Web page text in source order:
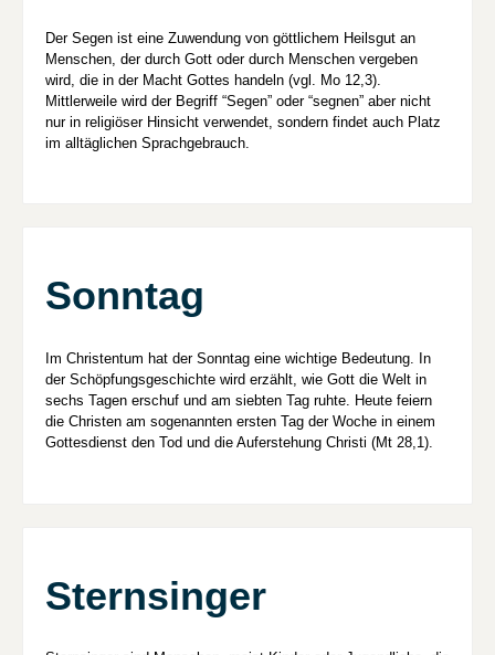
Der Segen ist eine Zuwendung von göttlichem Heilsgut an
Menschen, der durch Gott oder durch Menschen vergeben
wird, die in der Macht Gottes handeln (vgl. Mo 12,3).
Mittlerweile wird der Begriff “Segen” oder “segnen” aber nicht
nur in religiöser Hinsicht verwendet, sondern findet auch Platz
im alltäglichen Sprachgebrauch.
Sonntag
Im Christentum hat der Sonntag eine wichtige Bedeutung. In
der Schöpfungsgeschichte wird erzählt, wie Gott die Welt in
sechs Tagen erschuf und am siebten Tag ruhte. Heute feiern
die Christen am sogenannten ersten Tag der Woche in einem
Gottesdienst den Tod und die Auferstehung Christi (Mt 28,1).
Sternsinger